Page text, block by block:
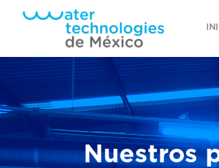
Nuestros